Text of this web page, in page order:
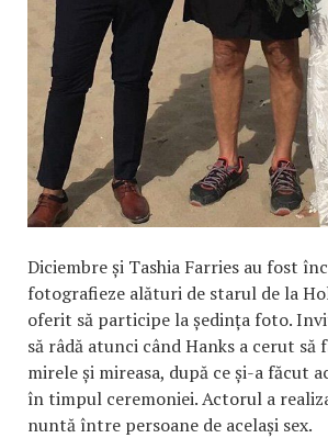
Diciembre și Tashia Farries au fost
fotografieze alături de starul de la
oferit să participe la ședința foto.
să râdă atunci când Hanks a cerut să
mirele și mireasa, după ce și-a făcut
în timpul ceremoniei. Actorul a
nuntă între persoane de același sex.